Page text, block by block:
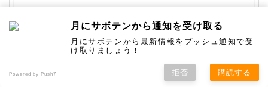
これからも、植え替えや新しい株を増やすための
挿し芽もやっていくつもりです。
月にサボテンから通知を受け取る
月にサボテンから最新情報をプッシュ通知で受
け取りましょう！
Powered by Push7 拒否 購読する